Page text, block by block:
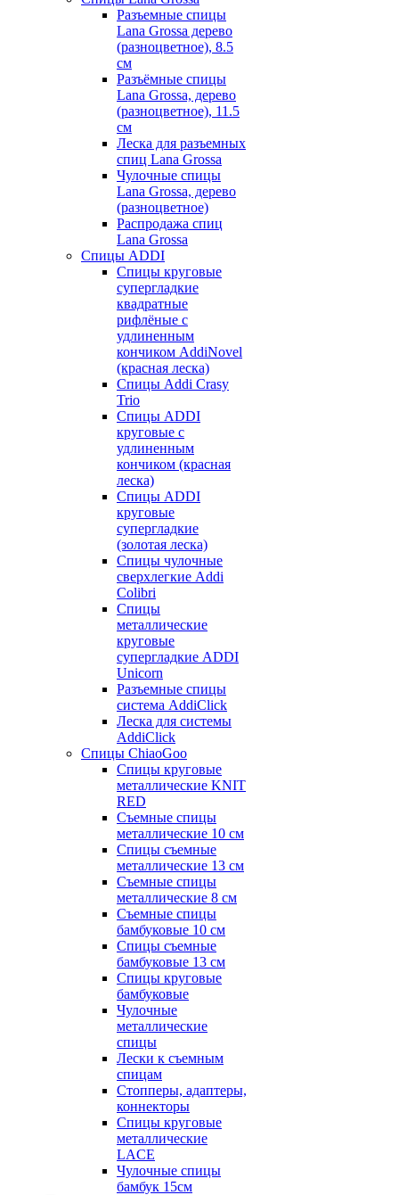
Разъемные спицы
Lana Grossa дерево
(разноцветное), 8.5
см
Разъёмные спицы
Lana Grossa, дерево
(разноцветное), 11.5
см
Леска для разъемных
спиц Lana Grossa
Чулочные спицы
Lana Grossa, дерево
(разноцветное)
Распродажа спиц
Lana Grossa
Спицы ADDI
Спицы круговые
супергладкие
квадратные
рифлёные с
удлиненным
кончиком AddiNovel
(красная леска)
Спицы Addi Crasy
Trio
Спицы ADDI
круговые с
удлиненным
кончиком (красная
леска)
Спицы ADDI
круговые
супергладкие
(золотая леска)
Спицы чулочные
сверхлегкие Addi
Colibri
Спицы
металлические
круговые
супергладкие ADDI
Unicorn
Разъемные спицы
система AddiClick
Леска для системы
AddiClick
Спицы ChiaoGoo
Спицы круговые
металлические KNIT
RED
Съемные спицы
металлические 10 см
Спицы съемные
металлические 13 см
Съемные спицы
металлические 8 см
Съемные спицы
бамбуковые 10 см
Спицы съемные
бамбуковые 13 см
Спицы круговые
бамбуковые
Чулочные
металлические
спицы
Лески к съемным
спицам
Стопперы, адаптеры,
коннекторы
Спицы круговые
металлические
LACE
Чулочные спицы
бамбук 15см